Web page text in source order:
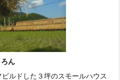
ろん
ルドした３坪のスモールハウス